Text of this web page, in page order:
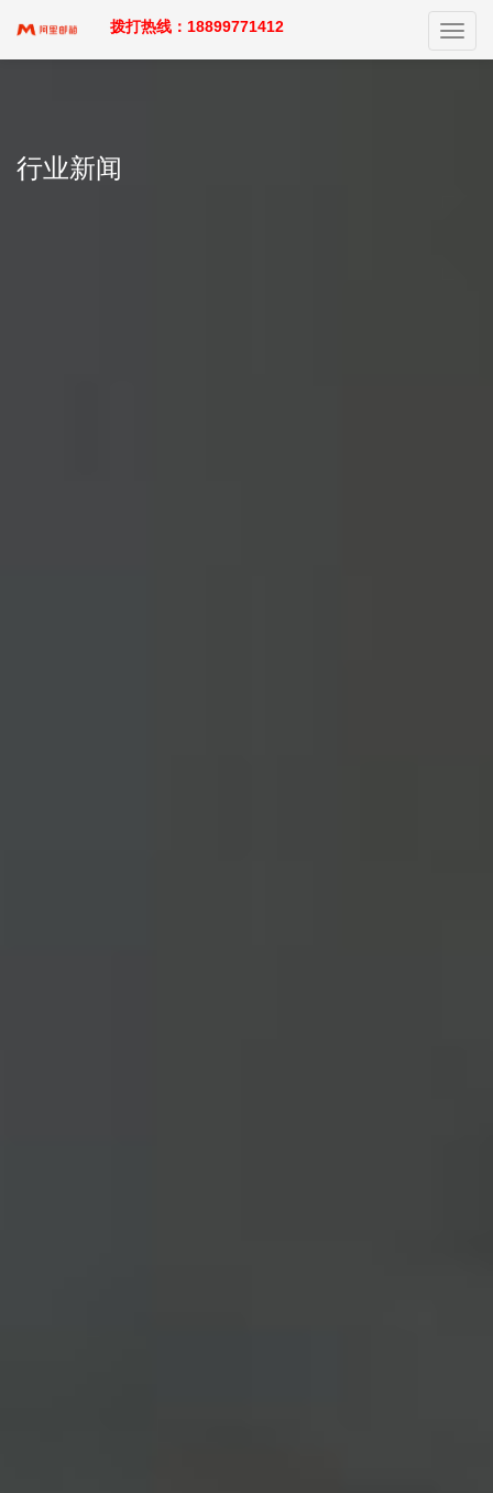
拨打热线：18899771412
行业新闻